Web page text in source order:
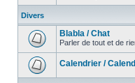
Divers
Blabla / Chat
Parler de tout et de
Calendrier /